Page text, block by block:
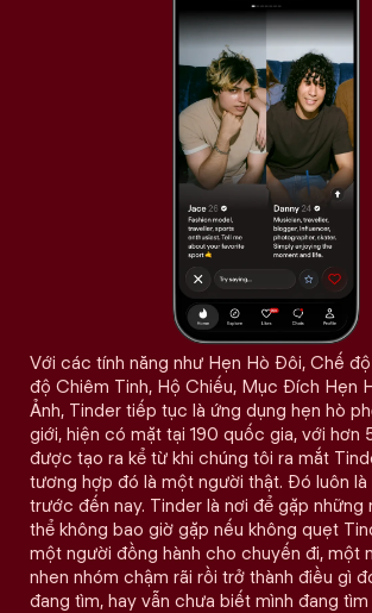
Với các tính năng như Hẹn Hò Đôi, Chế
độ Chiêm Tinh, Hộ Chiếu, Mục Đích Hẹn
Ảnh, Tinder tiếp tục là ứng dụng hẹn hò
giới, hiện có mặt tại 190 quốc gia, với hơn
được tạo ra kể từ khi chúng tôi ra mắt
tương hợp đó là một người thật. Đó luôn
trước đến nay. Tinder là nơi để gặp những
thể không bao giờ gặp nếu không quẹt
một người đồng hành cho chuyến đi, một
nhen nhóm chậm rãi rồi trở thành điều gì
đang tìm, hay vẫn chưa biết mình đang